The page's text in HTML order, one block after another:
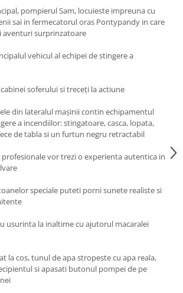
pompierul Sam, locuieste impreuna cu
sai in fermecatorul oras Pontypandy in care
aventuri surprinzatoare
vehicul al echipei de stingere a
soferului si treceți la actiune
din lateralul mașinii contin echipamentul
a incendiilor: stingatoare, casca, lopata,
de tabla si un furtun negru retractabil
profesionale vor trezi o experienta autentica in
speciale puteti porni sunete realiste si
usurinta la inaltime cu ajutorul macaralei
la cos, tunul de apa stropeste cu apa reala,
si apasati butonul pompei de pe